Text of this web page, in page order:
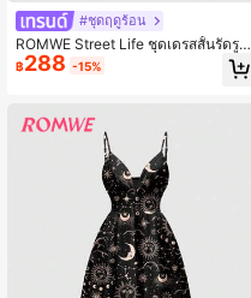
#ชุดฤดูร้อน
ROMWE Street Life ชุดเดรสสั้นรัดรูป
พิมพ์ลายหน้าเทวดาประดับหมุดทรงเพ
นตากรัม สไตล์เรโทรแบดดี้ ยูนิเซ็กส์ สต
฿288 -15%